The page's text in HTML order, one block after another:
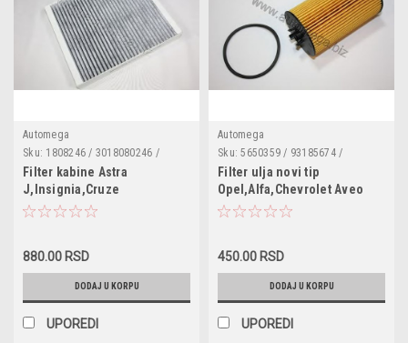
Automega
Sku: 1808246 / 3018080246 /
180045710 / ADG02562 /
1987432304 / CCF0134C /
NC2361CA / 49408842 / K1223A /
E2962LC / J1340910 / LAK472 /
Filter kabine Astra
J,Insignia,Cruze
880.00 RSD
DODAJ U KORPU
UPOREDI
Automega
Sku: 5650359 / 93185674 /
71744410 / 16510-84E00 /
651084E00 / 650173
Filter ulja novi tip
Opel,Alfa,Chevrolet Aveo
'08-,Suzuki
450.00 RSD
DODAJ U KORPU
UPOREDI